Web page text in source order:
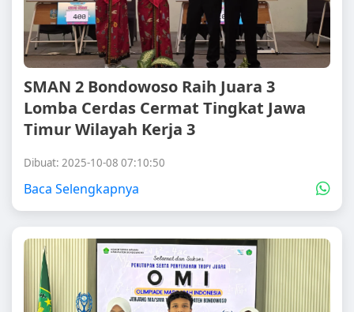
SMAN 2 Bondowoso Raih Juara 3
Lomba Cerdas Cermat Tingkat Jawa
Timur Wilayah Kerja 3
Dibuat: 2025-10-08 07:10:50
Baca Selengkapnya